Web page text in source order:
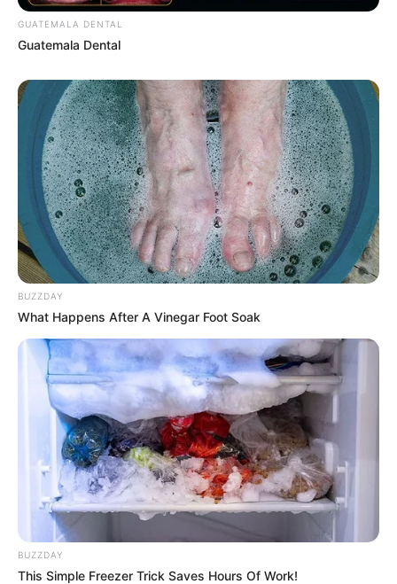
GUATEMALA DENTAL
Guatemala Dental
BUZZDAY
What Happens After A Vinegar Foot Soak
BUZZDAY
This Simple Freezer Trick Saves Hours Of Work!